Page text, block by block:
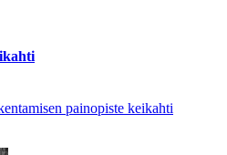
painopiste keikahti